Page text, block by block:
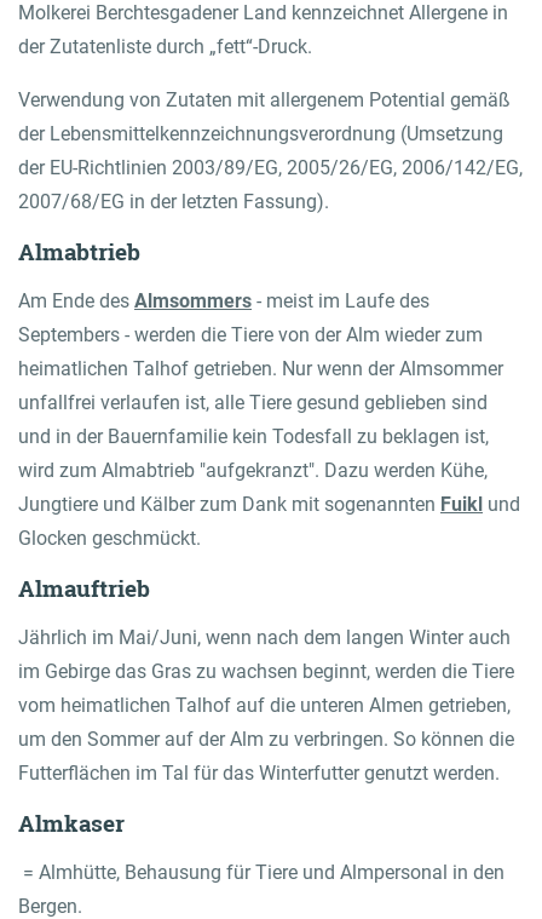
Molkerei Berchtesgadener Land kennzeichnet Allergene in
der Zutatenliste durch „fett“-Druck.
Verwendung von Zutaten mit allergenem Potential gemäß
der Lebensmittelkennzeichnungsverordnung (Umsetzung
der EU-Richtlinien 2003/89/EG, 2005/26/EG, 2006/142/EG,
2007/68/EG in der letzten Fassung).
Almabtrieb
Am Ende des Almsommers - meist im Laufe des
Septembers - werden die Tiere von der Alm wieder zum
heimatlichen Talhof getrieben. Nur wenn der Almsommer
unfallfrei verlaufen ist, alle Tiere gesund geblieben sind
und in der Bauernfamilie kein Todesfall zu beklagen ist,
wird zum Almabtrieb "aufgekranzt". Dazu werden Kühe,
Jungtiere und Kälber zum Dank mit sogenannten Fuikl und
Glocken geschmückt.
Almauftrieb
Jährlich im Mai/Juni, wenn nach dem langen Winter auch
im Gebirge das Gras zu wachsen beginnt, werden die Tiere
vom heimatlichen Talhof auf die unteren Almen getrieben,
um den Sommer auf der Alm zu verbringen. So können die
Futterflächen im Tal für das Winterfutter genutzt werden.
Almkaser
= Almhütte, Behausung für Tiere und Almpersonal in den
Bergen.